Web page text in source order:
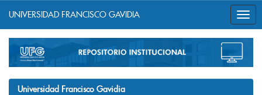
navigation
UNIVERSIDAD FRANCISCO GAVIDIA
Universidad Francisco Gavidia